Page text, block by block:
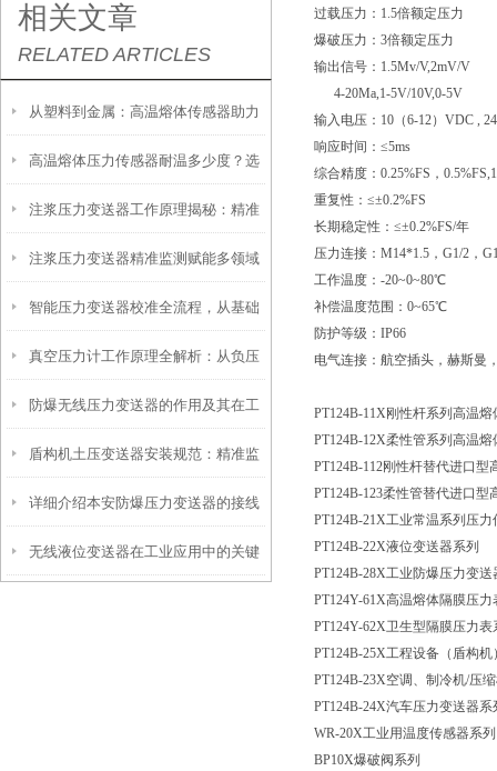
相关文章
RELATED ARTICLES
从塑料到金属：高温熔体传感器助力
制造工艺效率提升
高温熔体压力传感器耐温多少度？选
型必须知道的参数
注浆压力变送器工作原理揭秘：精准
感知地下压力的核心技术
注浆压力变送器精准监测赋能多领域
工程安全的隐形卫士
智能压力变送器校准全流程，从基础
操作到精准调优
真空压力计工作原理全解析：从负压
测量到工业监控的精密之道
防爆无线压力变送器的作用及其在工
业安全中的重要性
盾构机土压变送器安装规范：精准监
测，安全施工的保障
详细介绍本安防爆压力变送器的接线
方法
无线液位变送器在工业应用中的关键
过载压力： 1.5倍额定压力
爆破压力： 3倍额定压力
输出信号： 1.5Mv/V,2mV/V
4-20Ma,1-5V/10V,0-5V
输入电压： 10（6-12）VDC ,
响应时间：≤5ms
综合精度： 0.25%FS，
重复性：≤±0.2%FS
长期稳定性：≤±0.2%FS/年
压力连接： M14*1.5，G1/2，
工作温度： -20~0~80℃
补偿温度范围： 0~65℃
防护等级： IP66
电气连接：航空插头，赫斯曼
PT124B-11X刚性杆系列高温
PT124B-12X柔性管系列高温
PT124B-112刚性杆替代进口型
PT124B-123柔性管替代进口型
PT124B-21X工业常温系列压力
PT124B-22X液位变送器系列
PT124B-28X工业防爆压力变送
PT124Y-61X高温熔体隔膜压
PT124Y-62X卫生型隔膜压力表
PT124B-25X工程设备（盾构
PT124B-23X空调、制冷机/压
PT124B-24X汽车压力变送器系
WR-20X工业用温度传感器系列
BP10X爆破阀系列